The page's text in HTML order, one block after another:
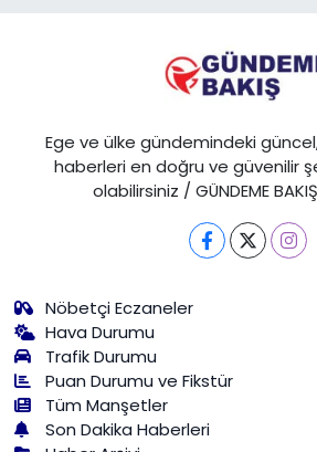
Ege ve ülke gündemindeki
haberleri en doğru ve güvenilir
olabilirsiniz / GÜNDEME
Nöbetçi Eczaneler
Hava Durumu
Trafik Durumu
Puan Durumu ve Fikstür
Tüm Manşetler
Son Dakika Haberleri